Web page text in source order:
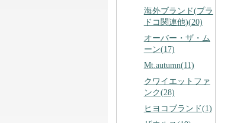
海外ブランド(プラ
ドコ関連他)(20)
オーバー・ザ・ム
ーン(17)
Mt.autumn(11)
クワイエットファ
ンク(28)
ヒヨコブランド(1)